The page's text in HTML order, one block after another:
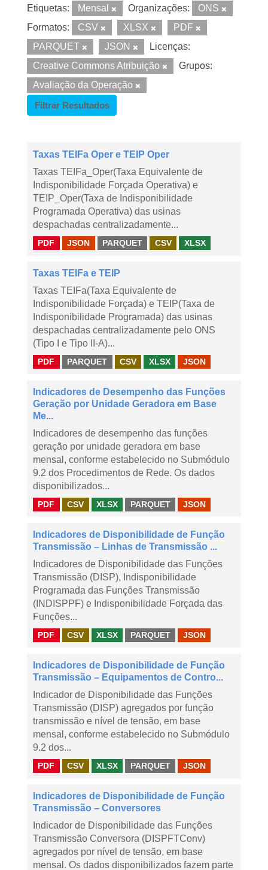
Etiquetas: Mensal Organizações:
ONS
Formatos:
CSV XLSX
PDF
PARQUET
JSON
Licenças:
Creative Commons Atribuição
Grupos:
Avaliação da Operação
Filtrar Resultados
Taxas TEIFa Oper e TEIP Oper
Taxas TEIFa_Oper(Taxa Equivalente de
Indisponibilidade Forçada Operativa) e
TEIP_Oper(Taxa de Indisponibilidade
Programada Operativa) das usinas
despachadas centralizadamente...
PDF JSON PARQUET CSV XLSX
Taxas TEIFa e TEIP
Taxas TEIFa(Taxa Equivalente de
Indisponibilidade Forçada) e TEIP(Taxa de
Indisponibilidade Programada) das usinas
despachadas centralizadamente pelo ONS
(Tipo I e Tipo II-A)...
PDF PARQUET CSV XLSX JSON
Indicadores de Desempenho das Funções
Geração por Unidade Geradora em Base
Me...
Indicadores de desempenho das funções
geração por unidade geradora em base
mensal, conforme estabelecido no Submódulo
9.2 dos Procedimentos de Rede. Os dados
disponibilizados...
PDF CSV XLSX PARQUET JSON
Indicadores de Disponibilidade de Função
Transmissão – Linhas de Transmissão ...
Indicadores de Disponibilidade das Funções
Transmissão (DISP), Indisponibilidade
Programada das Funções Transmissão
(INDISPPF) e Indisponibilidade Forçada das
Funções...
PDF CSV XLSX PARQUET JSON
Indicadores de Disponibilidade de Função
Transmissão – Equipamentos de Contro...
Indicador de Disponibilidade das Funções
Transmissão (DISP) agregados por função
transmissão e nível de tensão, em base
mensal, conforme estabelecido no Submódulo
9.2 dos...
PDF CSV XLSX PARQUET JSON
Indicadores de Disponibilidade de Função
Transmissão – Conversores
Indicador de Disponibilidade das Funções
Transmissão Conversora (DISPFTConv)
agregados por nível de tensão, em base
mensal. Os dados disponibilizados fazem parte